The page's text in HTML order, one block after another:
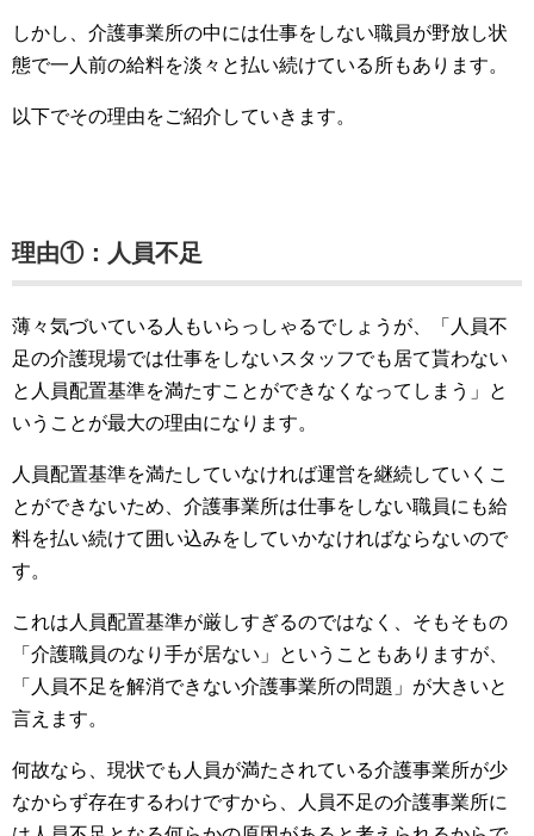
しかし、介護事業所の中には仕事をしない職員が野放し状
態で一人前の給料を淡々と払い続けている所もあります。
以下でその理由をご紹介していきます。
理由①：人員不足
薄々気づいている人もいらっしゃるでしょうが、「人員不
足の介護現場では仕事をしないスタッフでも居て貰わない
と人員配置基準を満たすことができなくなってしまう」と
いうことが最大の理由になります。
人員配置基準を満たしていなければ運営を継続していくこ
とができないため、介護事業所は仕事をしない職員にも給
料を払い続けて囲い込みをしていかなければならないので
す。
これは人員配置基準が厳しすぎるのではなく、そもそもの
「介護職員のなり手が居ない」ということもありますが、
「人員不足を解消できない介護事業所の問題」が大きいと
言えます。
何故なら、現状でも人員が満たされている介護事業所が少
なからず存在するわけですから、人員不足の介護事業所に